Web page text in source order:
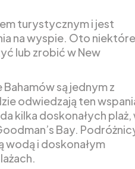
turystycznym i jest
na wyspie. Oto
lub zrobić w New
Bahamów są jednym z
odwiedzają ten
kilka doskonałych plaż,
Bay.
wodą i doskonałym